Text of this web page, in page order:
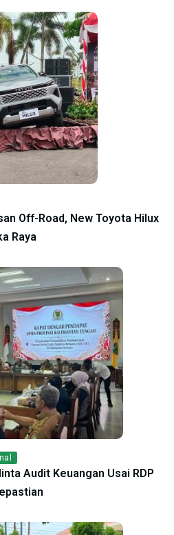
Off-Road, New Toyota Hilux
Raya
Audit Keuangan Usai RDP